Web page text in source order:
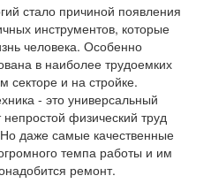
стало причиной появления
инструментов, которые
человека. Особенно
в наиболее трудоемких
секторе и на стройке.
- это универсальный
физический труд
даже самые качественные
темпа работы и им
ремонт.